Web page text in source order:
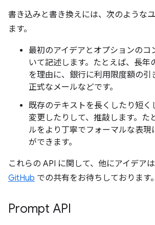
書き込みと書き換えには、次のような
ます。
最初のアイデアとオプションのコ
いて記述します。たとえば、長年
を理由に、銀行に利用限度額の引
正式なメールなどです。
既存のテキストを長くしたり短く
変更したりして、推敲します。た
ルをより丁寧でフォーマルな表現
ができます。
これらの API に関して、他にアイデア
GitHub での共有をお待ちしております。
Prompt API